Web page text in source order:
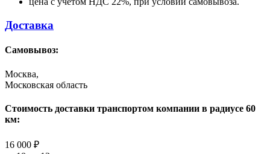
Доставка
Самовывоз:
Москва,
Московская область
Стоимость доставки транспортом компании в радиусе 60
км:
16 000 ₽